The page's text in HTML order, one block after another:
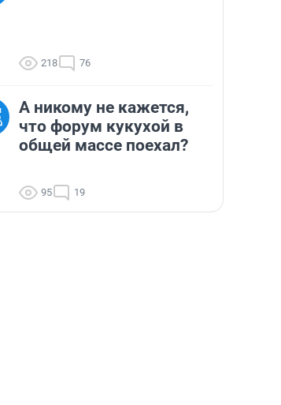
218 76
А никому не кажется,
что форум кукухой в
общей массе поехал?
95 19